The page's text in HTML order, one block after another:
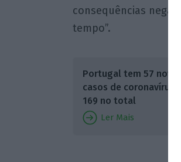
consequências
tempo”.
Portugal tem 57 novos
casos de coronavírus.
169 no total
Ler Mais